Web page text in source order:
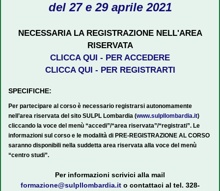
del 27 e 29 aprile 2021
NECESSARIA LA REGISTRAZIONE NELL'AREA
RISERVATA
CLICCA QUI - PER ACCEDERE
CLICCA QUI - PER REGISTRARTI
SPECIFICHE:
Per partecipare al corso è necessario registrarsi autonomamente
nell’area riservata del sito SULPL Lombardia (www.sulpllombardia.it)
cliccando la voce del menù “accedi”/“area riservata”/“registrati”. Le
informazioni sul corso e le modalità di PRE-REGISTRAZIONE AL CORSO
saranno disponibili nella suddetta area riservata alla voce del menù
“centro studi”.
Per informazioni scrivici alla mail
formazione@sulpllombardia.ito contattaci al tel. 328-